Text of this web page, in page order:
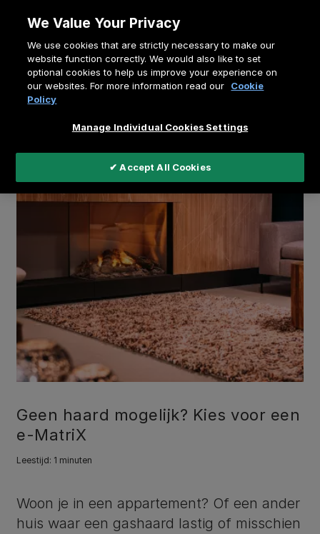
artikelKruimelpad
Home
Kenniscentrum
Geen haard mogelijk? Kies voor een e-MatriX
Geen haard mogelijk? Kies voor een
e-MatriX
Leestijd: 1 minuten
Woon je in een appartement? Of een ander
huis waar een gashaard lastig of misschien
We Value Your Privacy
We use cookies that are strictly necessary to make our
website function correctly. We would also like to set
optional cookies to help us improve your experience on
our websites. For more information read our
Cookie
Policy
Manage Individual Cookies Settings
✔ Accept All Cookies